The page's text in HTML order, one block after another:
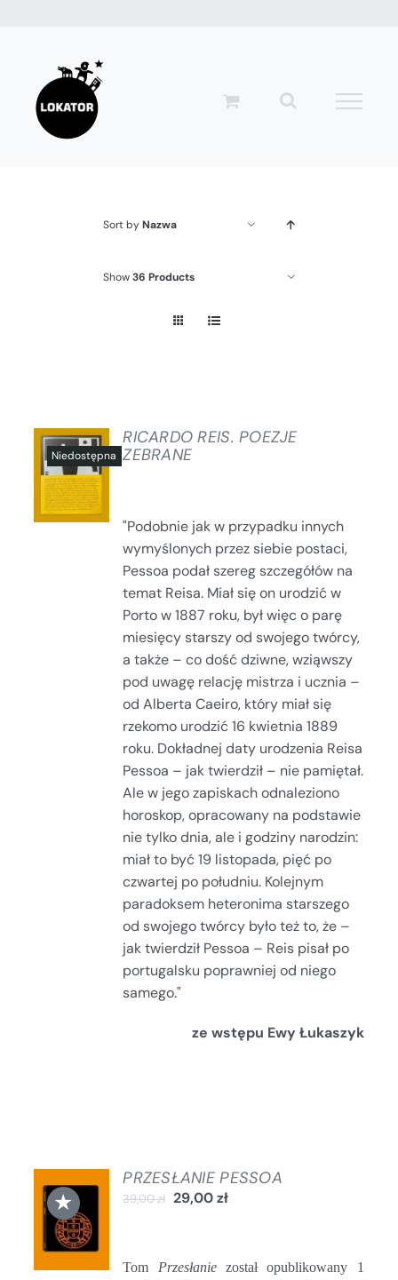
zawartości
Sort byNazwa
Show36 Products
SZCZEGÓŁY
RICARDO REIS. POEZJE
ZEBRANE
"Podobnie jak w przypadku innych
wymyślonych przez siebie postaci,
Pessoa podał szereg szczegółów na
temat Reisa. Miał się on urodzić w
Porto w 1887 roku, był więc o parę
miesięcy starszy od swojego twórcy,
a także – co dość dziwne, wziąwszy
pod uwagę relację mistrza i ucznia –
od Alberta Caeiro, który miał się
rzekomo urodzić 16 kwietnia 1889
roku. Dokładnej daty urodzenia Reisa
Pessoa – jak twierdził – nie pamiętał.
Ale w jego zapiskach odnaleziono
horoskop, opracowany na podstawie
nie tylko dnia, ale i godziny narodzin:
miał to być 19 listopada, pięć po
czwartej po południu. Kolejnym
paradoksem heteronima starszego
od swojego twórcy było też to, że –
jak twierdził Pessoa – Reis pisał po
portugalsku poprawniej od niego
samego."
ze wstępu Ewy Łukaszyk
★
DODAJ
DO
KOSZYKA
/
PRZESŁANIE PESSOA
39,00zł 29,00zł
Tom Przesłanie
został opublikowany 1